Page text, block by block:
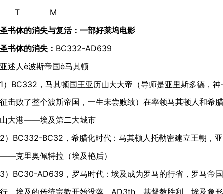
T M
圣书体的消失与复活：一部好莱坞电影
圣书体的消失： BC332-AD639
亚述人è波斯帝国è马其顿
1）BC332，马其顿国王亚历山大大帝（导师是亚里斯多德，
征击败了整个波斯帝国，一生未尝败绩）在率领马其顿人和希
山大港——埃及第二大城市
2）BC332-BC32，希腊化时代：马其顿人托勒密建立王朝，
——克里奥佩特拉（埃及艳后）
3）BC30-AD639，罗马时代：埃及成为罗马的行省，罗马帝
行。埃及的传统宗教开始没落。AD3th，基督教胜利，埃及象